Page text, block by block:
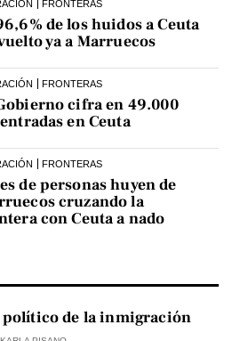
FRONTERAS
de los huidos a Ceuta
ya a Marruecos
FRONTERAS
cifra en 49.000
en Ceuta
FRONTERAS
de personas huyen de
cruzando la
con Ceuta a nado
político de la inmigración